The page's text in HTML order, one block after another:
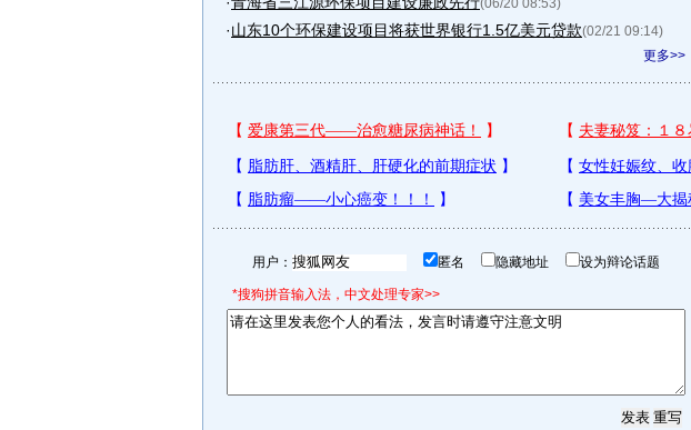
(06/20 08:53)
·山东10个环保建设项目将获世界银行1.5亿美元贷款(02/21 09:14)
更多>>
用户： 匿名 隐藏地址 设为辩论话题
*搜狗拼音输入法，中文处理专家>>